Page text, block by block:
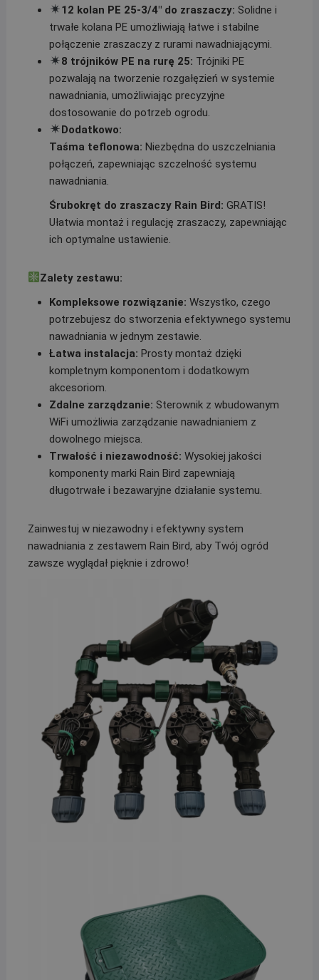
12 kolan PE 25-3/4″ do zraszaczy: Solidne i
trwałe kolana PE umożliwiają łatwe i stabilne
połączenie zraszaczy z rurami nawadniającymi.
8 trójników PE na rurę 25: Trójniki PE
pozwalają na tworzenie rozgałęzień w systemie
nawadniania, umożliwiając precyzyjne
dostosowanie do potrzeb ogrodu.
Dodatkowo:
Taśma teflonowa: Niezbędna do uszczelniania
połączeń, zapewniając szczelność systemu
nawadniania.
Śrubokręt do zraszaczy Rain Bird: GRATIS!
Ułatwia montaż i regulację zraszaczy, zapewniając
ich optymalne ustawienie.
Zalety zestawu:
Kompleksowe rozwiązanie: Wszystko, czego
potrzebujesz do stworzenia efektywnego systemu
nawadniania w jednym zestawie.
Łatwa instalacja: Prosty montaż dzięki
kompletnym komponentom i dodatkowym
akcesoriom.
Zdalne zarządzanie: Sterownik z wbudowanym
WiFi umożliwia zarządzanie nawadnianiem z
dowolnego miejsca.
Trwałość i niezawodność: Wysokiej jakości
komponenty marki Rain Bird zapewniają
długotrwałe i bezawaryjne działanie systemu.
Zainwestuj w niezawodny i efektywny system
nawadniania z zestawem Rain Bird, aby Twój ogród
zawsze wyglądał pięknie i zdrowo!